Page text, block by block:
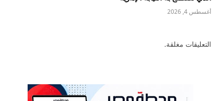
أغسطس 4, 2026
التعليقات مغلقة.